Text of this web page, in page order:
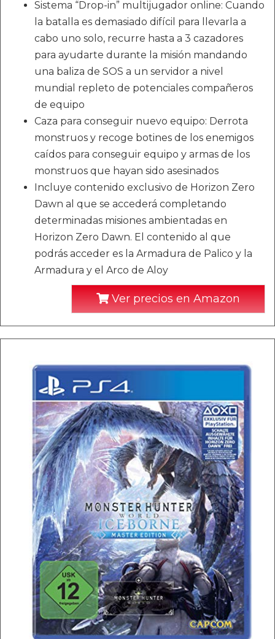
Sistema “Drop-in” multijugador online: Cuando
la batalla es demasiado difícil para llevarla a
cabo uno solo, recurre hasta a 3 cazadores
para ayudarte durante la misión mandando
una baliza de SOS a un servidor a nivel
mundial repleto de potenciales compañeros
de equipo
Caza para conseguir nuevo equipo: Derrota
monstruos y recoge botines de los enemigos
caídos para conseguir equipo y armas de los
monstruos que hayan sido asesinados
Incluye contenido exclusivo de Horizon Zero
Dawn al que se accederá completando
determinadas misiones ambientadas en
Horizon Zero Dawn. El contenido al que
podrás acceder es la Armadura de Palico y la
Armadura y el Arco de Aloy
Ver precios en Amazon